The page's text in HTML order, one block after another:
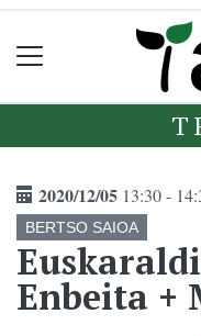
2020/12/05 13:30 -
BERTSO SAIOA
Enbeita +